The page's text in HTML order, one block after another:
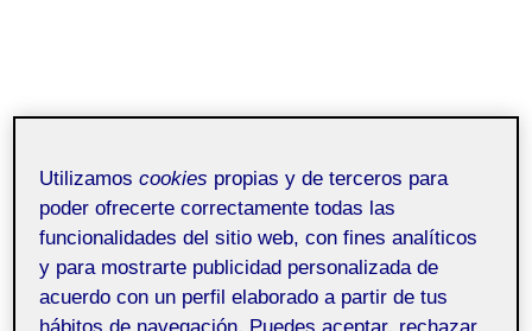
Utilizamoscookies propias y de terceros para
poder ofrecerte correctamente todas las
funcionalidades del sitio web, con fines analíticos
y para mostrarte publicidad personalizada de
acuerdo con un perfil elaborado a partir de tus